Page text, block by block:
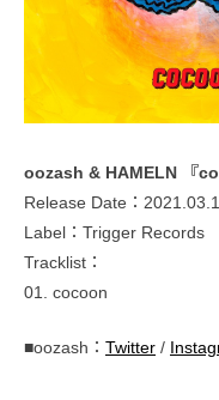
oozash & HAMELN 『
Release Date：
Label：Trigger Records
Tracklist：
01. cocoon
■oozash： Twitter /